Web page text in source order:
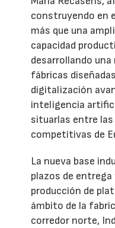
construyendo en
más que una
capacidad
desarrollando
fábricas
digitalización
inteligencia
situarlas entre
competitivas de
La nueva base
plazos de entrega
producción de
ámbito de la
corredor norte,